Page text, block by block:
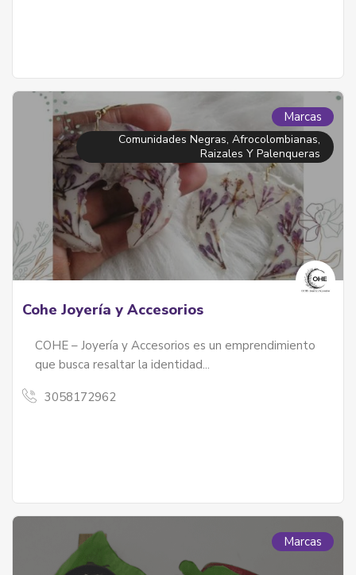
Marcas
Comunidades Negras, Afrocolombianas,
Raizales Y Palenqueras
Cohe Joyería y Accesorios
COHE – Joyería y Accesorios es un emprendimiento
que busca resaltar la identidad...
3058172962
Marcas